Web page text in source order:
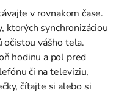
v rovnakom čase.
ktorých synchronizáciou
vášho tela.
hodinu a pol pred
či na televíziu,
čítajte si alebo si